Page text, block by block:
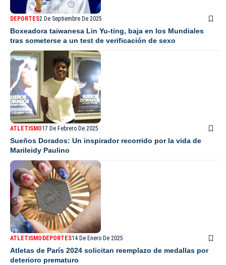
DEPORTES2 De Septiembre De 2025
Boxeadora taiwanesa Lin Yu-ting, baja en los Mundiales
tras someterse a un test de verificación de sexo
ATLETISMO17 De Febrero De 2025
Sueños Dorados: Un inspirador recorrido por la vida de
Marileidy Paulino
ATLETISMODEPORTES14 De Enero De 2025
Atletas de París 2024 solicitan reemplazo de medallas por
deterioro prematuro